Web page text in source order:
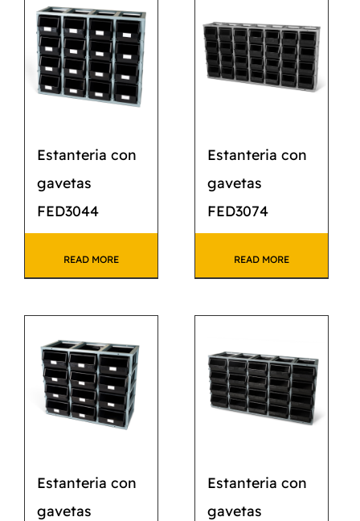
CATÁLOGO
CONTACTO
Estanteria con
gavetas
FED3044
READ MORE
Estanteria con
gavetas
FED3074
READ MORE
Estanteria con
gavetas
Estanteria con
gavetas